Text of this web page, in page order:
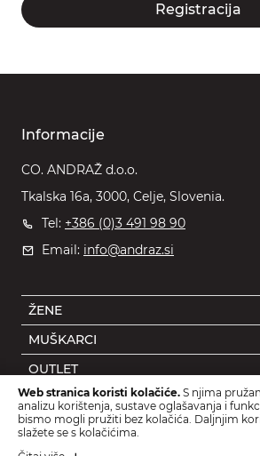
Registracija
Informacije
CO. ANDRAŽ d.o.o.
Tkalska 16a, 3000, Celje, Slovenia.
Tel: +386 (0)3 491 98 90
Email: info@andraz.si
ŽENE
MUŠKARCI
OUTLET
DJECA
DODACI
Web stranica koristi kolačiće. S njima
analizu korištenja, sustave oglašavanja i
bismo mogli pružiti bez kolačića. Daljnjim
slažete se s kolačićima.